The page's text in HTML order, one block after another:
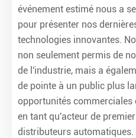
événement estimé nous a
pour présenter nos
technologies innovantes.
non seulement permis de
de l'industrie, mais a
de pointe à un public plus
opportunités
en tant qu'acteur de
distributeurs automatiques.